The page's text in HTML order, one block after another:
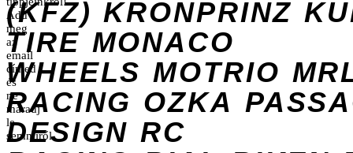
(KFZ) KRONPRINZ
TIRE MONACO
WHEELS MOTRIO
RACING OZKA
DESIGN RC
Add
meg
az
email
címed
és
ne
maradj
le
semmiről.